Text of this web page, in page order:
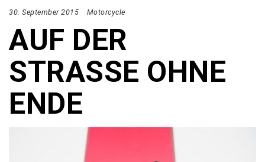
30. September 2015 Motorcycle
AUF DER
STRASSE OHNE
ENDE